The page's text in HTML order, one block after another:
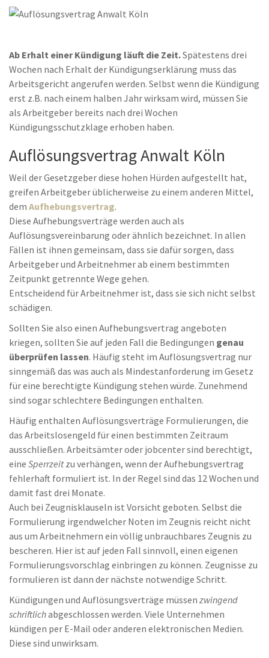
Ab Erhalt einer Kündigung läuft die Zeit.Spätestens drei
Wochen nach Erhalt der Kündigungserklärung muss das
Arbeitsgericht angerufen werden. Selbst wenn die Kündigung
erst z.B. nach einem halben Jahr wirksam wird, müssen Sie
als Arbeitgeber bereits nach drei Wochen
Kündigungsschutzklage erhoben haben.
Auflösungsvertrag Anwalt Köln
Weil der Gesetzgeber diese hohen Hürden aufgestellt hat,
greifen Arbeitgeber üblicherweise zu einem anderen Mittel,
dem Aufhebungsvertrag.
Diese Aufhebungsverträge werden auch als
Auflösungsvereinbarung oder ähnlich bezeichnet. In allen
Fällen ist ihnen gemeinsam, dass sie dafür sorgen, dass
Arbeitgeber und Arbeitnehmer ab einem bestimmten
Zeitpunkt getrennte Wege gehen.
Entscheidend für Arbeitnehmer ist, dass sie sich nicht selbst
schädigen.
Sollten Sie also einen Aufhebungsvertrag angeboten
kriegen, sollten Sie auf jeden Fall die Bedingungen genau
überprüfen lassen. Häufig steht im Auflösungsvertrag nur
sinngemäß das was auch als Mindestanforderung im Gesetz
für eine berechtigte Kündigung stehen würde. Zunehmend
sind sogar schlechtere Bedingungen enthalten.
Häufig enthalten Auflösungsverträge Formulierungen, die
das Arbeitslosengeld für einen bestimmten Zeitraum
ausschließen. Arbeitsämter oder jobcenter sind berechtigt,
eine Sperrzeitzu verhängen, wenn der Aufhebungsvertrag
fehlerhaft formuliert ist. In der Regel sind das 12 Wochen und
damit fast drei Monate.
Auch bei Zeugnisklauseln ist Vorsicht geboten. Selbst die
Formulierung irgendwelcher Noten im Zeugnis reicht nicht
aus um Arbeitnehmern ein völlig unbrauchbares Zeugnis zu
bescheren. Hier ist auf jeden Fall sinnvoll, einen eigenen
Formulierungsvorschlag einbringen zu können. Zeugnisse zu
formulieren ist dann der nächste notwendige Schritt.
Kündigungen und Auflösungsverträge müssen zwingend
schriftlichabgeschlossen werden. Viele Unternehmen
kündigen per E-Mail oder anderen elektronischen Medien.
Diese sind unwirksam.